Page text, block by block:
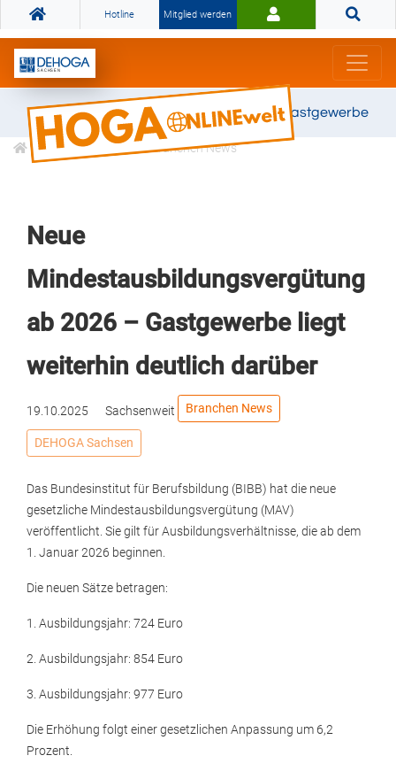
Hotline Mitglied werden
Gemeinsam stark für das Gastgewerbe
Informationen Branchen News
Neue
Mindestausbildungsvergütung
ab 2026 – Gastgewerbe liegt
weiterhin deutlich darüber
19.10.2025 Sachsenweit Branchen News
DEHOGA Sachsen
Das Bundesinstitut für Berufsbildung (BIBB) hat die neue
gesetzliche Mindestausbildungsvergütung (MAV)
veröffentlicht. Sie gilt für Ausbildungsverhältnisse, die ab dem
1. Januar 2026 beginnen.
Die neuen Sätze betragen:
1. Ausbildungsjahr: 724 Euro
2. Ausbildungsjahr: 854 Euro
3. Ausbildungsjahr: 977 Euro
Die Erhöhung folgt einer gesetzlichen Anpassung um 6,2
Prozent.